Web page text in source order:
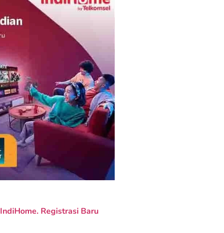
Registrasi Baru